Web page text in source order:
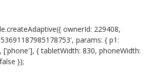
ownerId: 229408,
params: { p1:
['phone'], { tabletWidth: 830, phoneWidth:
});